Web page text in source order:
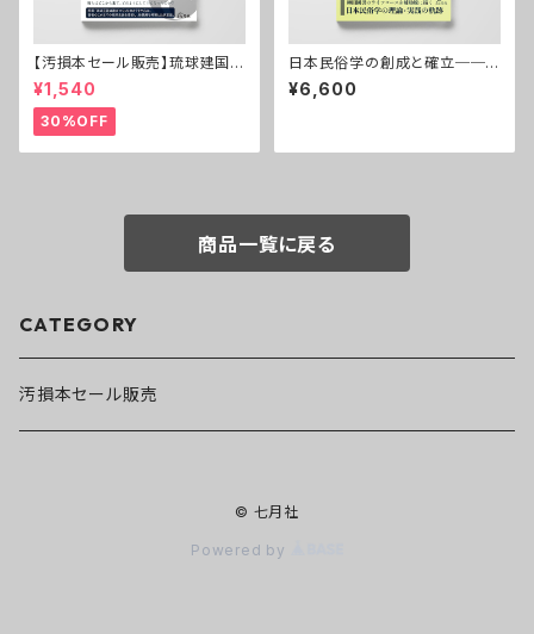
【汚損本セール販売】琉球建国史
の謎を追って──交易社会と倭
寇
¥1,540
30%OFF
日本民俗学の創成と確立──
椎葉の旅から民俗学講習会まで
¥6,600
商品一覧に戻る
CATEGORY
汚損本セール販売
© 七月社
Powered by